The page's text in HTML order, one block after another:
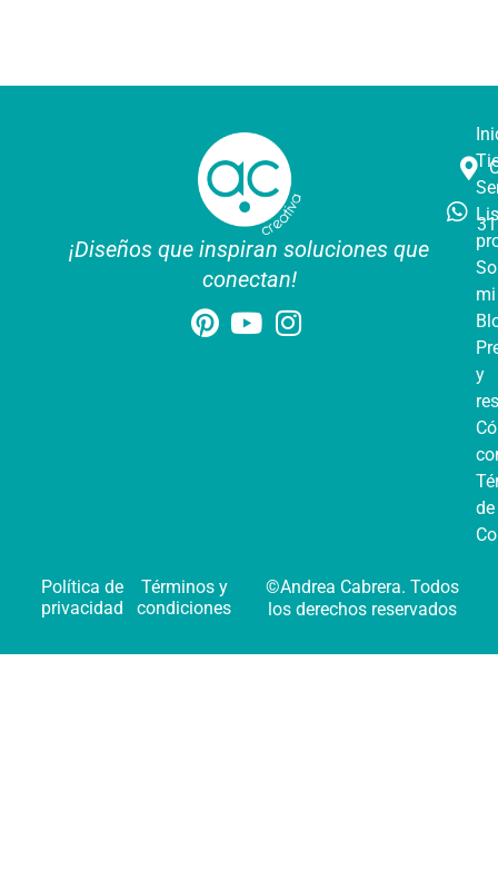
¡Diseños que inspiran soluciones que
conectan!
mi
y
Política de
privacidad
Términos y
condiciones
©Andrea Cabrera. Todos
los derechos reservados